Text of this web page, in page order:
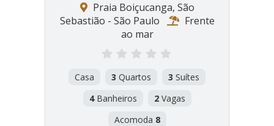
Praia Boiçucanga, São
Sebastião - São Paulo
Frente
ao mar
Casa 3 Quartos 3 Suítes
4Banheiros 2Vagas
Acomoda 8